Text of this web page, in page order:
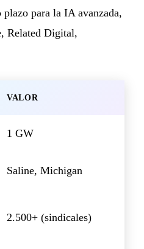
para la IA avanzada,
Related Digital,
VALOR
1 GW
Saline, Michigan
2.500+ (sindicales)